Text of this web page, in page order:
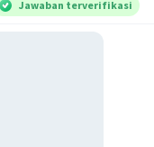
Jawaban terverifikasi